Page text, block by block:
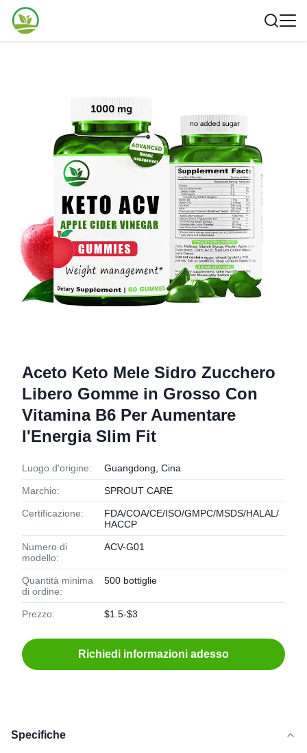
Aceto Keto Mele Sidro Zucchero
Libero Gomme in Grosso Con
Vitamina B6 Per Aumentare
l'Energia Slim Fit
Luogo d'origine: Guangdong, Cina
Marchio: SPROUT CARE
Certificazione:
FDA/COA/CE/ISO/GMPC/MSDS/HALAL/
HACCP
Numero di
modello:
ACV-G01
Quantità minima
di ordine:
500 bottiglie
Prezzo: $1.5-$3
Richiedi informazioni adesso
Specifiche